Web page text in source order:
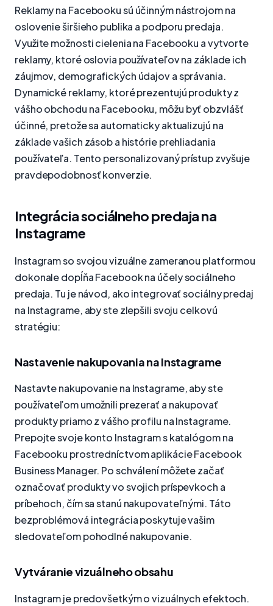
Reklamy na Facebooku sú účinným nástrojom na
oslovenie širšieho publika a podporu predaja.
Využite možnosti cielenia na Facebooku a vytvorte
reklamy, ktoré oslovia používateľov na základe ich
záujmov, demografických údajov a správania.
Dynamické reklamy, ktoré prezentujú produkty z
vášho obchodu na Facebooku, môžu byť obzvlášť
účinné, pretože sa automaticky aktualizujú na
základe vašich zásob a histórie prehliadania
používateľa. Tento personalizovaný prístup zvyšuje
pravdepodobnosť konverzie.
Integrácia sociálneho predaja na
Instagrame
Instagram so svojou vizuálne zameranou platformou
dokonale dopĺňa Facebook na účely sociálneho
predaja. Tu je návod, ako integrovať sociálny predaj
na Instagrame, aby ste zlepšili svoju celkovú
stratégiu:
Nastavenie nakupovania na Instagrame
Nastavte nakupovanie na Instagrame, aby ste
používateľom umožnili prezerať a nakupovať
produkty priamo z vášho profilu na Instagrame.
Prepojte svoje konto Instagram s katalógom na
Facebooku prostredníctvom aplikácie Facebook
Business Manager. Po schválení môžete začať
označovať produkty vo svojich príspevkoch a
príbehoch, čím sa stanú nakupovateľnými. Táto
bezproblémová integrácia poskytuje vašim
sledovateľom pohodlné nakupovanie.
Vytváranie vizuálneho obsahu
Instagram je predovšetkým o vizuálnych efektoch.